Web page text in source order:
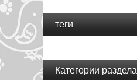
теги
Категории раздела